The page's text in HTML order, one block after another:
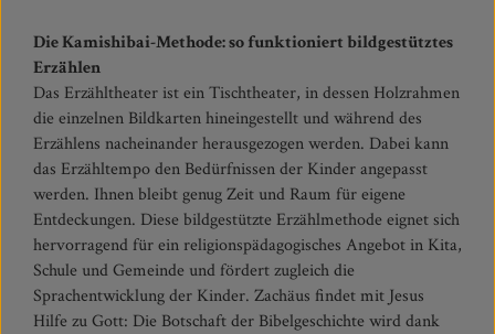
Die Kamishibai-Methode: so funktioniert bildgestütztes
Erzählen
Das Erzähltheater ist ein Tischtheater, in dessen Holzrahmen
die einzelnen Bildkarten hineingestellt und während des
Erzählens nacheinander herausgezogen werden. Dabei kann
das Erzähltempo den Bedürfnissen der Kinder angepasst
werden. Ihnen bleibt genug Zeit und Raum für eigene
Entdeckungen. Diese bildgestützte Erzählmethode eignet sich
hervorragend für ein religionspädagogisches Angebot in Kita,
Schule und Gemeinde und fördert zugleich die
Sprachentwicklung der Kinder. Zachäus findet mit Jesus
Hilfe zu Gott: Die Botschaft der Bibelgeschichte wird dank